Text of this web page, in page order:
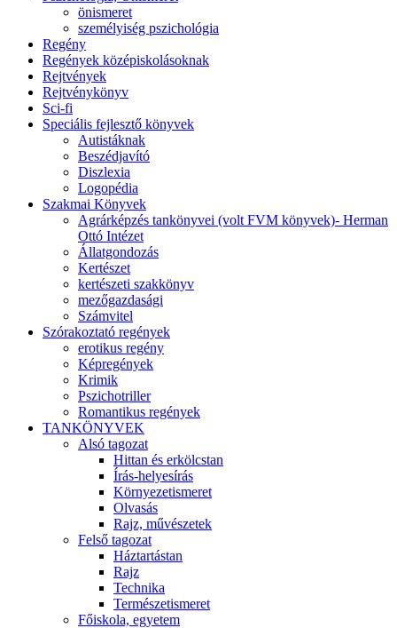
önismeret
személyiség pszichológia
Regény
Regények középiskolásoknak
Rejtvények
Rejtvénykönyv
Sci-fi
Speciális fejlesztő könyvek
Autistáknak
Beszédjavító
Diszlexia
Logopédia
Szakmai Könyvek
Agrárképzés tankönyvei (volt FVM könyvek)- Herman
Ottó Intézet
Állatgondozás
Kertészet
kertészeti szakkönyv
mezőgazdasági
Számvitel
Szórakoztató regények
erotikus regény
Képregények
Krimik
Pszichotriller
Romantikus regények
TANKÖNYVEK
Alsó tagozat
Hittan és erkölcstan
Írás-helyesírás
Környezetismeret
Olvasás
Rajz, művészetek
Felső tagozat
Háztartástan
Rajz
Technika
Természetismeret
Főiskola, egyetem